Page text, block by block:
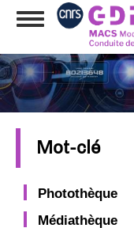
Aller
principal
Toggle
Mot-clé
Photothèque
Médiathèque